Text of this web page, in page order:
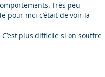
Très peu
pour moi c’était de voir la
plus difficile si on souffre